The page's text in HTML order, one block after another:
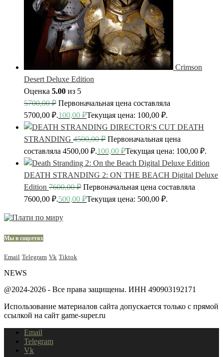
Crimson
Desert Deluxe Edition
Оценка 5.00 из 5
5700,00₽ Первоначальная цена составляла
5700,00 ₽.100,00 ₽Текущая цена: 100,00 ₽.
DEATH
STRANDING 4500,00₽ Первоначальная цена
составляла 4500,00 ₽.100,00 ₽Текущая цена: 100,00 ₽.
DEATH STRANDING 2: ON THE BEACH Digital Deluxe
Edition 7600,00₽ Первоначальная цена составляла
7600,00 ₽.500,00 ₽Текущая цена: 500,00 ₽.
Мы в соцсетях
Email Telegram Vk Tiktok
NEWS
@2024-2026 - Все права защищены. ИНН 490903192171
Использование материалов сайта допускается только с прямой
ссылкой на сайт game-super.ru
Email
Telegram
Vk